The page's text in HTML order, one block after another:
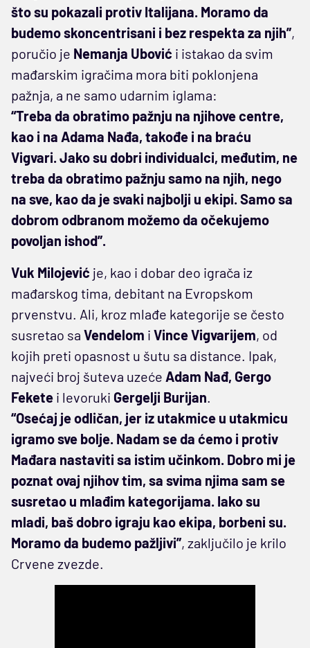
što su pokazali protiv Italijana. Moramo da
budemo skoncentrisani i bez respekta za njih”,
poručio je Nemanja Ubović i istakao da svim
mađarskim igračima mora biti poklonjena
pažnja, a ne samo udarnim iglama:
“Treba da obratimo pažnju na njihove centre,
kao i na Adama Nađa, takođe i na braću
Vigvari. Jako su dobri individualci, međutim, ne
treba da obratimo pažnju samo na njih, nego
na sve, kao da je svaki najbolji u ekipi. Samo sa
dobrom odbranom možemo da očekujemo
povoljan ishod”.
Vuk Milojević je, kao i dobar deo igrača iz
mađarskog tima, debitant na Evropskom
prvenstvu. Ali, kroz mlađe kategorije se često
susretao sa Vendelom i Vince Vigvarijem, od
kojih preti opasnost u šutu sa distance. Ipak,
najveći broj šuteva uzeće Adam Nađ, Gergo
Fekete i levoruki Gergelji Burijan.
“Osećaj je odličan, jer iz utakmice u utakmicu
igramo sve bolje. Nadam se da ćemo i protiv
Mađara nastaviti sa istim učinkom. Dobro mi je
poznat ovaj njihov tim, sa svima njima sam se
susretao u mlađim kategorijama. Iako su
mladi, baš dobro igraju kao ekipa, borbeni su.
Moramo da budemo pažljivi”, zaključilo je krilo
Crvene zvezde.